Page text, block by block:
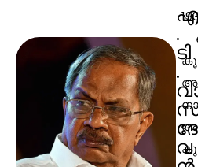
.
ടി
.
ദേ
വ